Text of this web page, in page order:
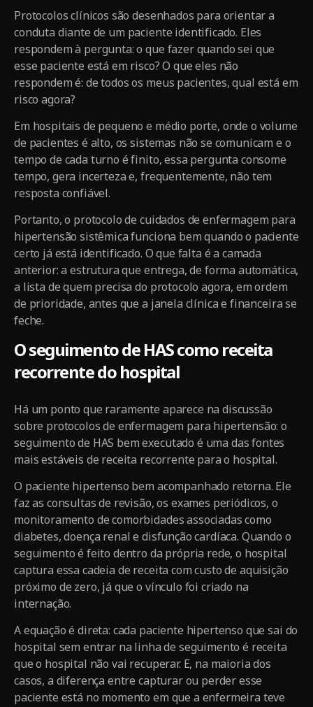
Protocolos clínicos são desenhados para orientar a
conduta diante de um paciente identificado. Eles
respondem à pergunta: o que fazer quando sei que
esse paciente está em risco? O que eles não
respondem é: de todos os meus pacientes, qual está em
risco agora?
Em hospitais de pequeno e médio porte, onde o volume
de pacientes é alto, os sistemas não se comunicam e o
tempo de cada turno é finito, essa pergunta consome
tempo, gera incerteza e, frequentemente, não tem
resposta confiável.
Portanto, o protocolo de cuidados de enfermagem para
hipertensão sistêmica funciona bem quando o paciente
certo já está identificado. O que falta é a camada
anterior: a estrutura que entrega, de forma automática,
a lista de quem precisa do protocolo agora, em ordem
de prioridade, antes que a janela clínica e financeira se
feche.
O seguimento de HAS como receita
recorrente do hospital
Há um ponto que raramente aparece na discussão
sobre protocolos de enfermagem para hipertensão: o
seguimento de HAS bem executado é uma das fontes
mais estáveis de receita recorrente para o hospital.
O paciente hipertenso bem acompanhado retorna. Ele
faz as consultas de revisão, os exames periódicos, o
monitoramento de comorbidades associadas como
diabetes, doença renal e disfunção cardíaca. Quando o
seguimento é feito dentro da própria rede, o hospital
captura essa cadeia de receita com custo de aquisição
próximo de zero, já que o vínculo foi criado na
internação.
A equação é direta: cada paciente hipertenso que sai do
hospital sem entrar na linha de seguimento é receita
que o hospital não vai recuperar. E, na maioria dos
casos, a diferença entre capturar ou perder esse
paciente está no momento em que a enfermeira teve